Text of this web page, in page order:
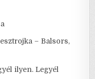
– Balsors,
ilyen. Legyél